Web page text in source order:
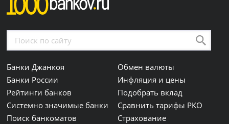
Банки Джанкоя
Банки России
Рейтинги банков
Системно значимые банки
Поиск банкоматов
Обмен валюты
Инфляция и цены
Подобрать вклад
Сравнить тарифы РКО
Страхование